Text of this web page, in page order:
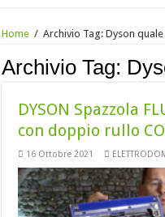
Home / Archivio Tag:Dyson
Archivio Tag:
DYSON Spazzola
con doppio rullo
16 Ottobre 2021